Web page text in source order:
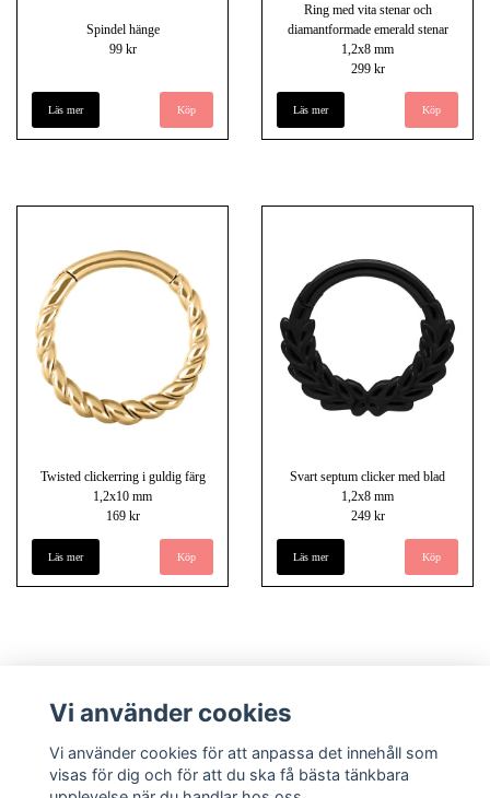
Spindel hänge
99 kr
Läs mer
Ring med vita stenar och
diamantformade emerald stenar
1,2x8 mm
299 kr
Läs mer
Twisted clickerring i guldig färg
1,2x10 mm
169 kr
Läs mer
Svart septum clicker med blad
1,2x8 mm
249 kr
Läs mer
Vi använder cookies
Vi använder cookies för att anpassa det innehåll som
visas för dig och för att du ska få bästa tänkbara